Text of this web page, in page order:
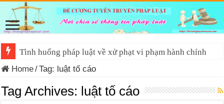
Tình huống pháp luật về xử phạt vi phạm hành chính
Home/Tag: luật tố cáo
Tag Archives: luật tố cáo